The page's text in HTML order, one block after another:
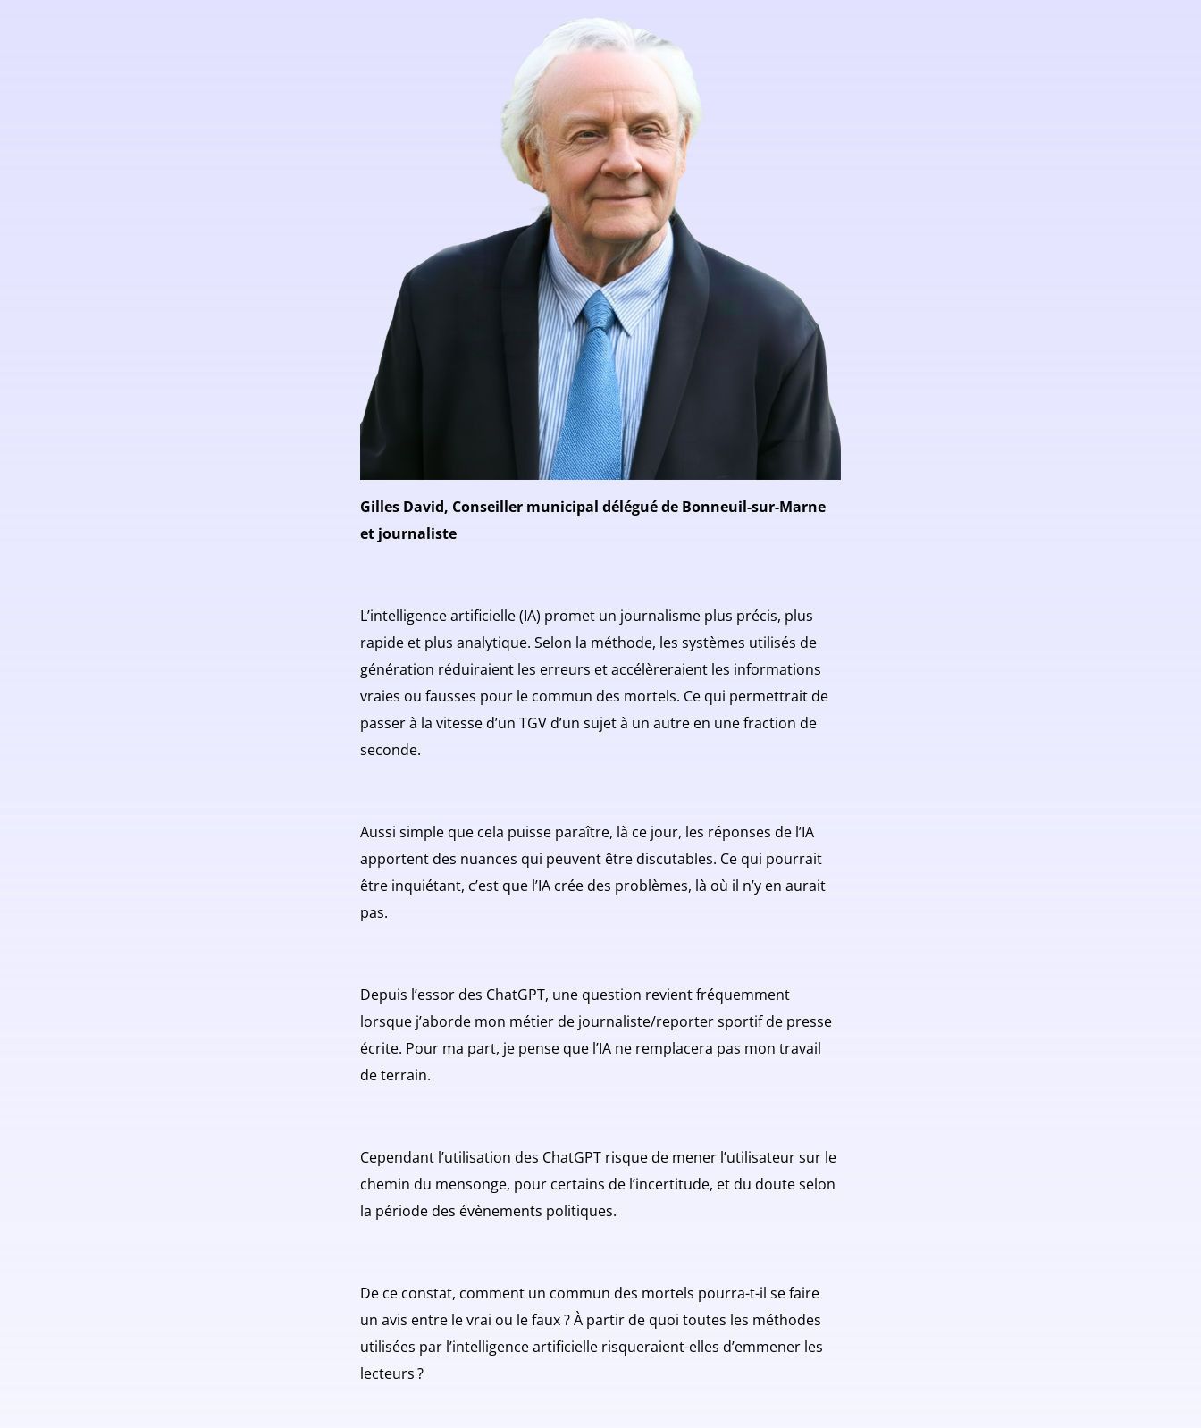
Gilles David, Conseiller municipal délégué de Bonneuil-sur-Marne
et journaliste
L’intelligence artificielle (IA) promet un journalisme plus précis, plus
rapide et plus analytique. Selon la méthode, les systèmes utilisés de
génération réduiraient les erreurs et accélèreraient les informations
vraies ou fausses pour le commun des mortels. Ce qui permettrait de
passer à la vitesse d’un TGV d’un sujet à un autre en une fraction de
seconde.
Aussi simple que cela puisse paraître, là ce jour, les réponses de l’IA
apportent des nuances qui peuvent être discutables. Ce qui pourrait
être inquiétant, c’est que l’IA crée des problèmes, là où il n’y en aurait
pas.
Depuis l’essor des ChatGPT, une question revient fréquemment
lorsque j’aborde mon métier de journaliste/reporter sportif de presse
écrite. Pour ma part, je pense que l’IA ne remplacera pas mon travail
de terrain.
Cependant l’utilisation des ChatGPT risque de mener l’utilisateur sur le
chemin du mensonge, pour certains de l’incertitude, et du doute selon
la période des évènements politiques.
De ce constat, comment un commun des mortels pourra-t-il se faire
un avis entre le vrai ou le faux ? À partir de quoi toutes les méthodes
utilisées par l’intelligence artificielle risqueraient-elles d’emmener les
lecteurs ?